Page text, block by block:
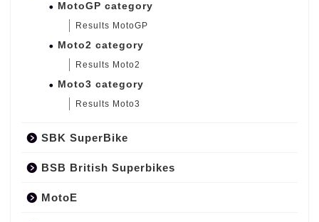
MotoGP category
Results MotoGP
Moto2 category
Results Moto2
Moto3 category
Results Moto3
SBK SuperBike
BSB British Superbikes
MotoE